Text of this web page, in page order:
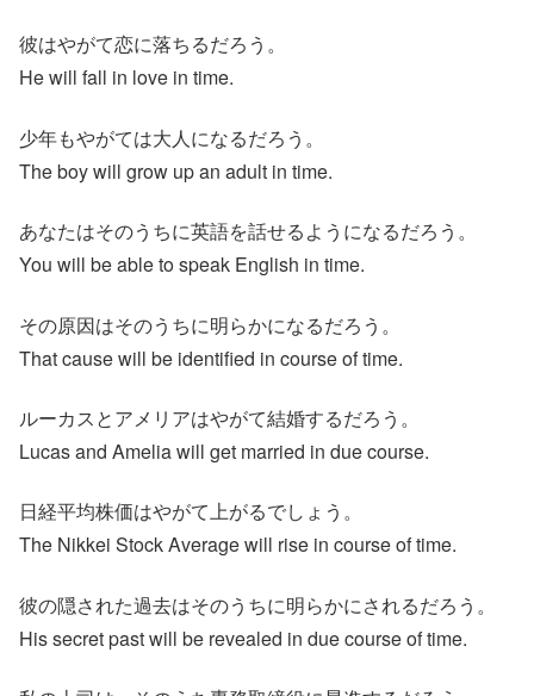
彼はやがて恋に落ちるだろう。
He will fall in love in time.
少年もやがては大人になるだろう。
The boy will grow up an adult in time.
あなたはそのうちに英語を話せるようになるだろう。
You will be able to speak English in time.
その原因はそのうちに明らかになるだろう。
That cause will be identified in course of time.
ルーカスとアメリアはやがて結婚するだろう。
Lucas and Amelia will get married in due course.
日経平均株価はやがて上がるでしょう。
The Nikkei Stock Average will rise in course of time.
彼の隠された過去はそのうちに明らかにされるだろう。
His secret past will be revealed in due course of time.